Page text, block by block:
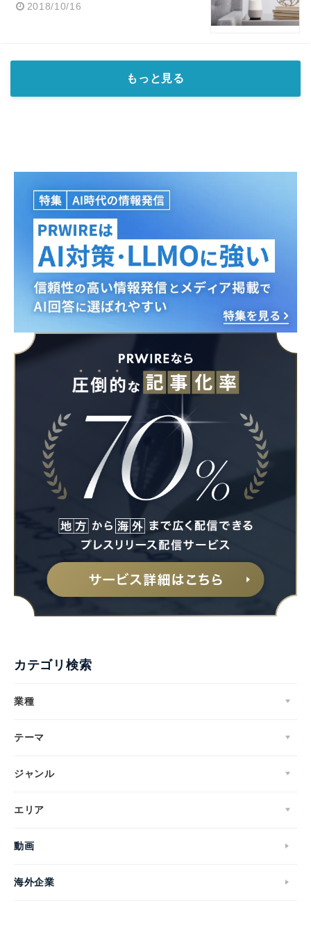
2018/10/16
もっと見る
カテゴリ検索
業種
テーマ
ジャンル
エリア
動画
海外企業